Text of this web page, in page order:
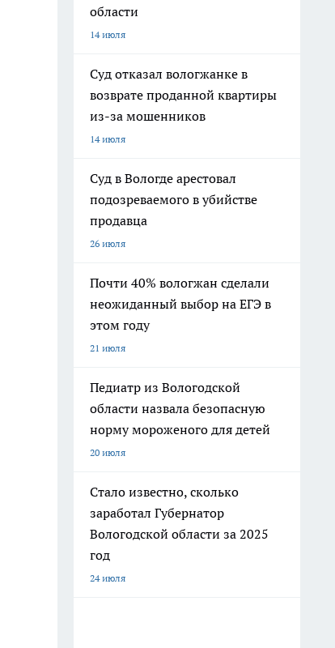
области
14 июля
Суд отказал вологжанке в
возврате проданной квартиры
из-за мошенников
14 июля
Суд в Вологде арестовал
подозреваемого в убийстве
продавца
26 июля
Почти 40% вологжан сделали
неожиданный выбор на ЕГЭ в
этом году
21 июля
Педиатр из Вологодской
области назвала безопасную
норму мороженого для детей
20 июля
Стало известно, сколько
заработал Губернатор
Вологодской области за 2025
год
24 июля